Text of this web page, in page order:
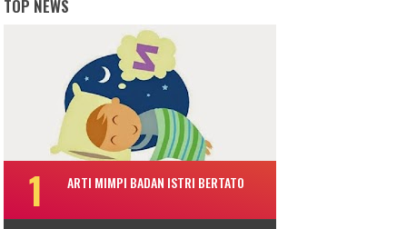
TOP NEWS
ARTI MIMPI BADAN ISTRI BERTATO